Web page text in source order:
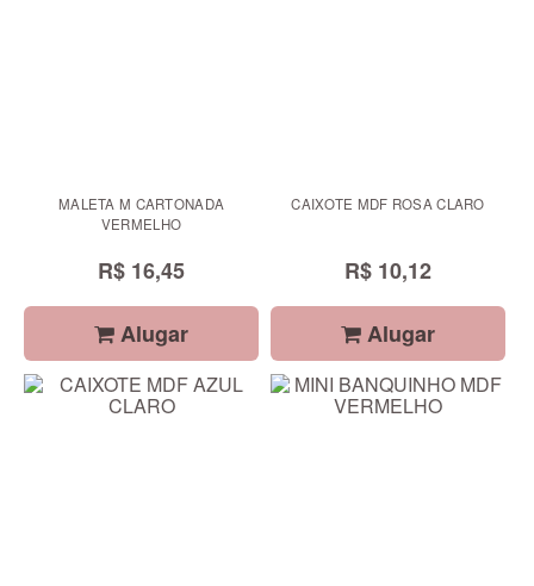
MALETA M CARTONADA
VERMELHO
R$ 16,45
Alugar
CAIXOTE MDF ROSA CLARO
R$ 10,12
Alugar